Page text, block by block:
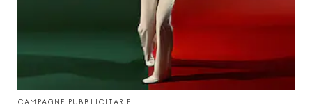
CAMPAGNE PUBBLICITARIE